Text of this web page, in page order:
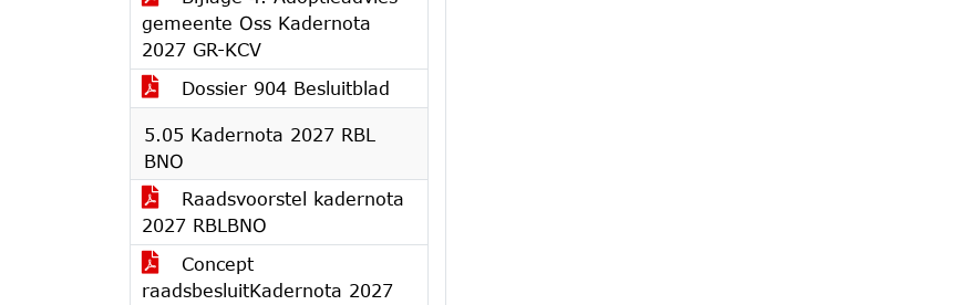
gemeente Oss Kadernota
2027 GR-KCV
Dossier 904 Besluitblad
5.05 Kadernota 2027 RBL
BNO
Raadsvoorstel kadernota
2027 RBLBNO
Concept
raadsbesluitKadernota 2027